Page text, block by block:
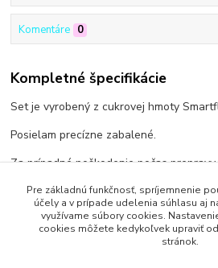
Komentáre 0
Kompletné špecifikácie
Set je vyrobený z cukrovej hmoty
Posielam precízne zabalené.
Za prípadné poškodenie počas
Tovar zaradený v kategóriách
Pre základnú funkčnosť, spríjemnenie
účely a v prípade udelenia súhlasu aj
využívame súbory cookies.
cookies môžete kedykoľvek upraviť
stránok.